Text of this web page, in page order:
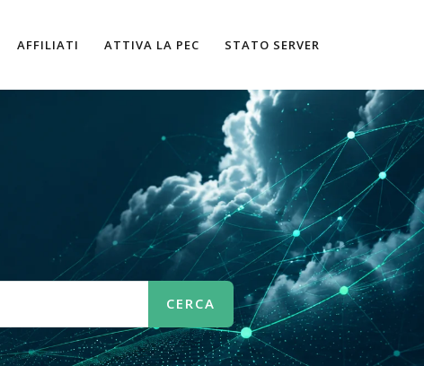
AFFILIATI ATTIVA LA PEC STATO SERVER